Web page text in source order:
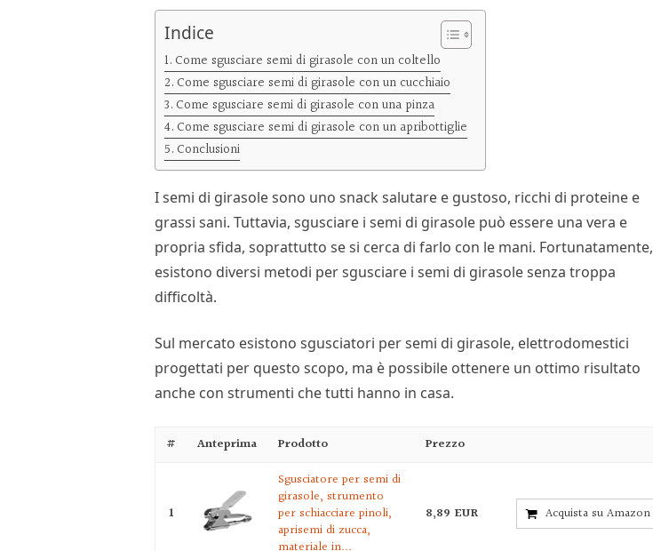
Indice
Come sgusciare semi di girasole con un coltello
Come sgusciare semi di girasole con un cucchiaio
Come sgusciare semi di girasole con una pinza
Come sgusciare semi di girasole con un apribottiglie
Conclusioni
I semi di girasole sono uno snack salutare e gustoso, ricchi di proteine e
grassi sani. Tuttavia, sgusciare i semi di girasole può essere una vera e
propria sfida, soprattutto se si cerca di farlo con le mani. Fortunatamente,
esistono diversi metodi per sgusciare i semi di girasole senza troppa
difficoltà.
Sul mercato esistono sgusciatori per semi di girasole, elettrodomestici
progettati per questo scopo, ma è possibile ottenere un ottimo risultato
anche con strumenti che tutti hanno in casa.
# Anteprima Prodotto Prezzo
1
Sgusciatore per semi di
girasole, strumento
per schiacciare pinoli,
aprisemi di zucca,
8,89 EUR Acquista su Amazon